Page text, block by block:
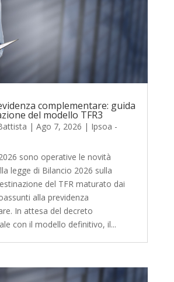
complementare: guida
del modello TFR3
| Ago 7, 2026 | Ipsoa -
sono operative le novità
legge di Bilancio 2026 sulla
del TFR maturato dai
alla previdenza
In attesa del decreto
con il modello definitivo, il...